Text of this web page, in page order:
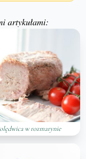
artykułami:
w rozmarynie